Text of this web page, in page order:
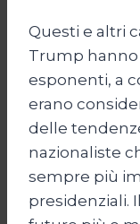
Questi e altri
Trump
esponenti, a
erano
delle
nazionaliste
sempre più
presidenziali.